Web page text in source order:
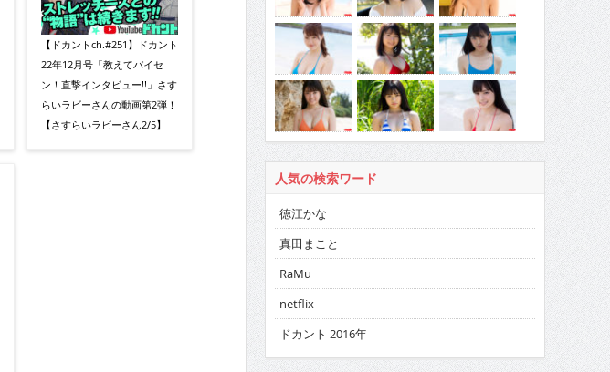
【ドカントch.#251】ドカント
22年12月号「教えてパイセ
ン！直撃インタビュー!!」さす
らいラビーさんの動画第2弾！
【さすらいラビーさん2/5】
人気の検索ワード
徳江かな
真田まこと
RaMu
netflix
ドカント 2016年